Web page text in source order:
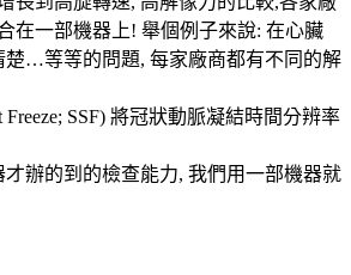
在一部機器上! 舉個例子來說: 在心臟
楚…等等的問題, 每家廠商都有不同的解
SSF) 將冠狀動脈凝結時間分辨率
辦的到的檢查能力, 我們用一部機器就